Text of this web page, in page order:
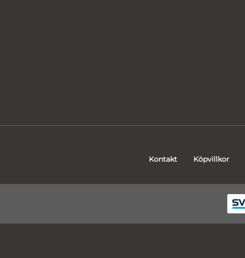
Kontakt Köpvillkor